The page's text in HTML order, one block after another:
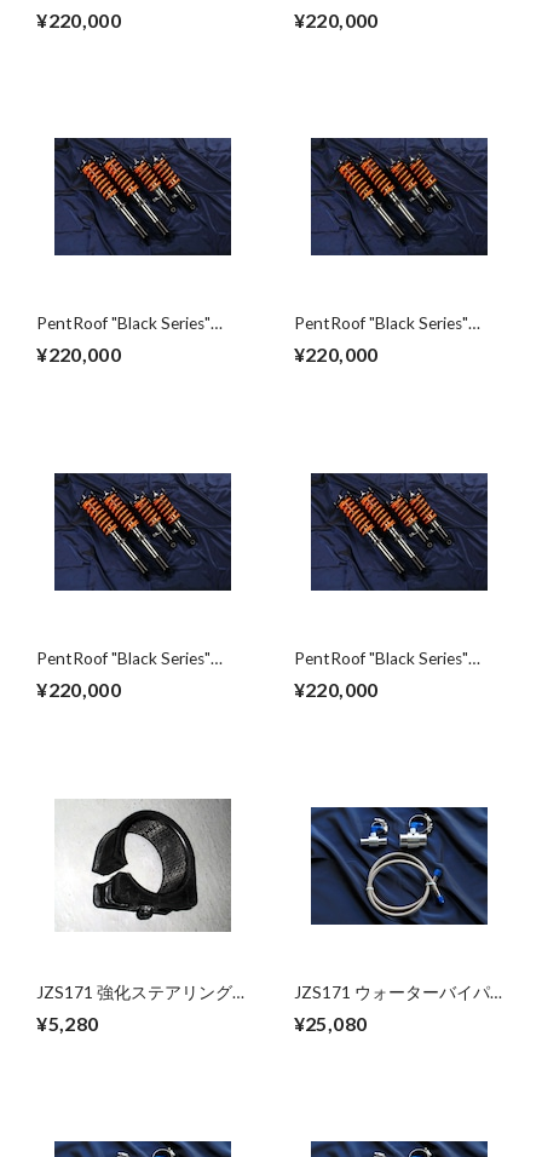
¥220,000
Z32
¥220,000
PentRoof "Black Series"
¥220,000
PentRoof "Black Series"
SUPRA(JZA80)
¥220,000
PentRoof "Black Series"
SUPRA(JZA70)
¥220,000
PentRoof "Black Series"
Series(JZX100)
¥220,000
JZS171 強化ステアリング
¥5,280
JZS171 ウォーターバイパ
¥25,080